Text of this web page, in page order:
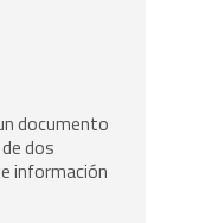
documento
dos
información